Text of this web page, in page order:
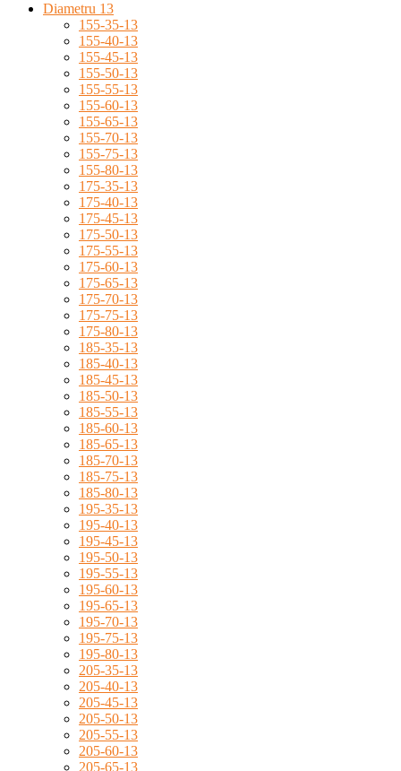
Diametru 13
155-35-13
155-40-13
155-45-13
155-50-13
155-55-13
155-60-13
155-65-13
155-70-13
155-75-13
155-80-13
175-35-13
175-40-13
175-45-13
175-50-13
175-55-13
175-60-13
175-65-13
175-70-13
175-75-13
175-80-13
185-35-13
185-40-13
185-45-13
185-50-13
185-55-13
185-60-13
185-65-13
185-70-13
185-75-13
185-80-13
195-35-13
195-40-13
195-45-13
195-50-13
195-55-13
195-60-13
195-65-13
195-70-13
195-75-13
195-80-13
205-35-13
205-40-13
205-45-13
205-50-13
205-55-13
205-60-13
205-65-13